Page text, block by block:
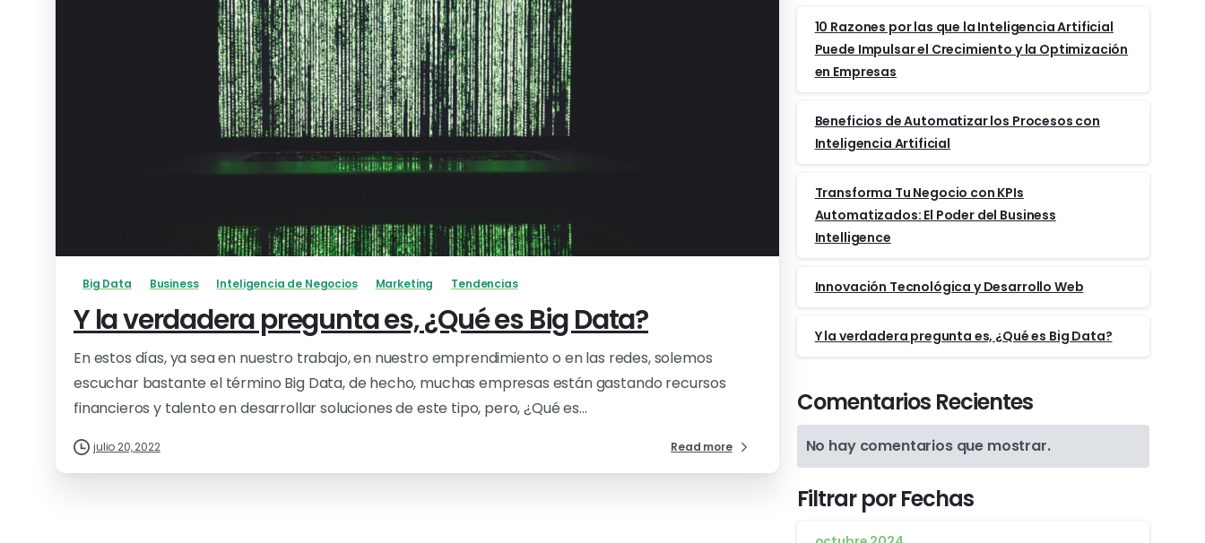
Big Data Business Inteligencia de Negocios Marketing Tendencias
Y la verdadera pregunta es, ¿Qué es Big Data?
En estos días, ya sea en nuestro trabajo, en nuestro emprendimiento o en las redes, solemos
escuchar bastante el término Big Data, de hecho, muchas empresas están gastando recursos
financieros y talento en desarrollar soluciones de este tipo, pero, ¿Qué es...
julio 20, 2022 Read more
10 Razones por las que la Inteligencia Artificial
Puede Impulsar el Crecimiento y la Optimización
en Empresas
Beneficios de Automatizar los Procesos con
Inteligencia Artificial
Transforma Tu Negocio con KPIs
Automatizados: El Poder del Business
Intelligence
Innovación Tecnológica y Desarrollo Web
Y la verdadera pregunta es, ¿Qué es Big Data?
Comentarios Recientes
No hay comentarios que mostrar.
Filtrar por Fechas